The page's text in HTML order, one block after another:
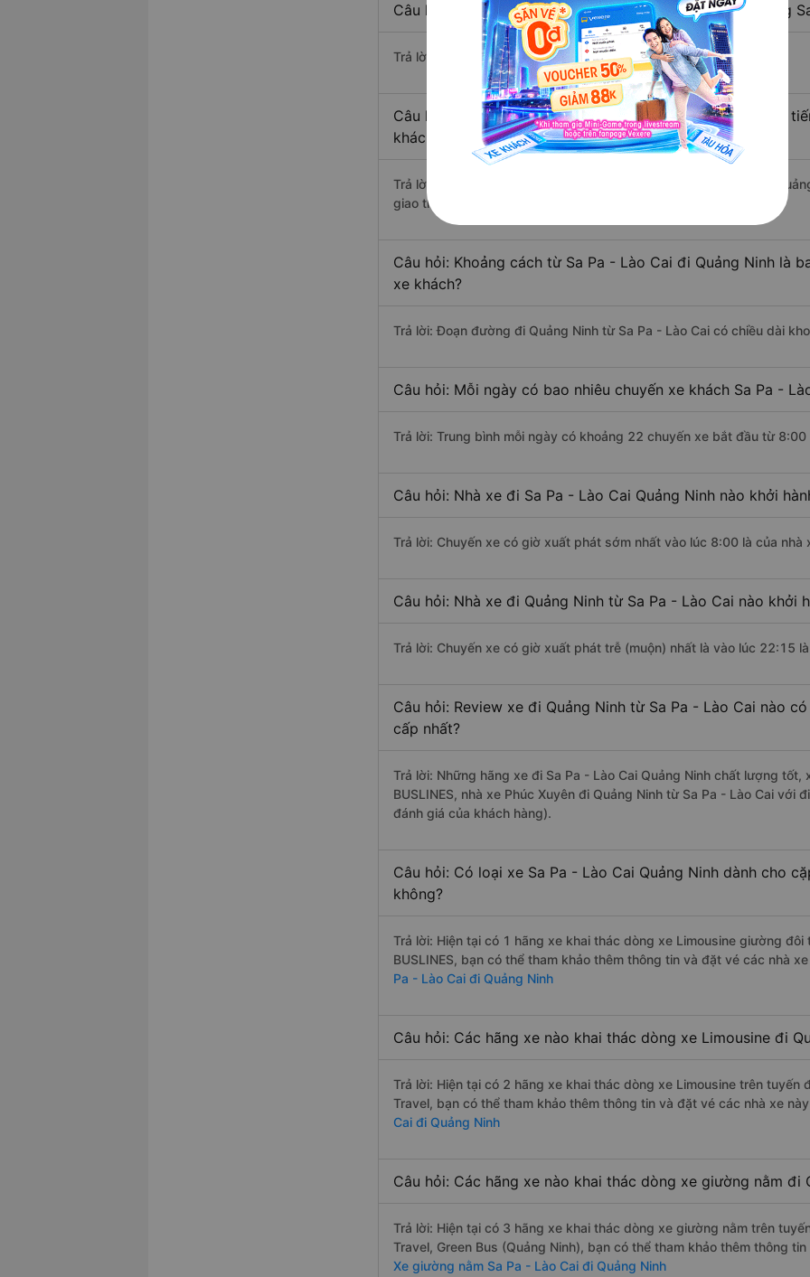
Câu hỏi: Có bao nhiêu nhà xe đang khai thác tuyến đường
Trả lời: Hiện tại có 4 nhà xe khai thác tuyến đường.
Câu hỏi: Từ Sa Pa - Lào Cai đi Quảng Ninh mất bao nhiêu
khách?
Trả lời: Thời gian di chuyển bằng xe khách từ Sa Pa - Lào Cai đi
giao thông thuận lợi.
Câu hỏi: Khoảng cách từ Sa Pa - Lào Cai đi Quảng Ninh là
xe khách?
Trả lời: Đoạn đường đi Quảng Ninh từ Sa Pa - Lào Cai có chiều dài
Câu hỏi: Mỗi ngày có bao nhiêu chuyến xe khách Sa Pa -
Trả lời: Trung bình mỗi ngày có khoảng 22 chuyến xe bắt đầu từ
Câu hỏi: Nhà xe đi Sa Pa - Lào Cai Quảng Ninh nào khởi
Trả lời: Chuyến xe có giờ xuất phát sớm nhất vào lúc 8:00 là của nhà
Câu hỏi: Nhà xe đi Quảng Ninh từ Sa Pa - Lào Cai nào khởi
Trả lời: Chuyến xe có giờ xuất phát trễ (muộn) nhất là vào lúc 22:15
Câu hỏi: Review xe đi Quảng Ninh từ Sa Pa - Lào Cai nào
cấp nhất?
Trả lời: Những hãng xe đi Sa Pa - Lào Cai Quảng Ninh chất lượng
BUSLINES, nhà xe Phúc Xuyên đi Quảng Ninh từ Sa Pa - Lào Cai
đánh giá của khách hàng).
Câu hỏi: Có loại xe Sa Pa - Lào Cai Quảng Ninh dành cho
không?
Trả lời: Hiện tại có 1 hãng xe khai thác dòng xe Limousine giường
BUSLINES, bạn có thể tham khảo thêm thông tin và đặt vé các nhà
Pa - Lào Cai đi Quảng Ninh
Câu hỏi: Các hãng xe nào khai thác dòng xe Limousine đi
Trả lời: Hiện tại có 2 hãng xe khai thác dòng xe Limousine trên tuyến
Travel, bạn có thể tham khảo thêm thông tin và đặt vé các nhà xe
Cai đi Quảng Ninh
Câu hỏi: Các hãng xe nào khai thác dòng xe giường nằm đi
Trả lời: Hiện tại có 3 hãng xe khai thác dòng xe giường nằm trên
Travel, Green Bus (Quảng Ninh), bạn có thể tham khảo thêm thông
Xe giường nằm Sa Pa - Lào Cai đi Quảng Ninh